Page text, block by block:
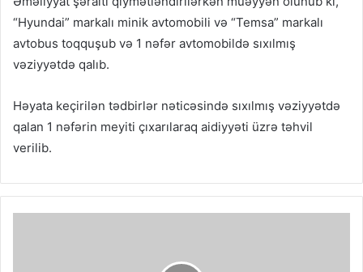
“Hyundai” markalı minik avtomobili və “Temsa” markalı
avtobus toqquşub və 1 nəfər avtomobildə sıxılmış
vəziyyətdə qalıb.
Həyata keçirilən tədbirlər nəticəsində sıxılmış vəziyyətdə
qalan 1 nəfərin meyiti çıxarılaraq aidiyyəti üzrə təhvil
verilib.